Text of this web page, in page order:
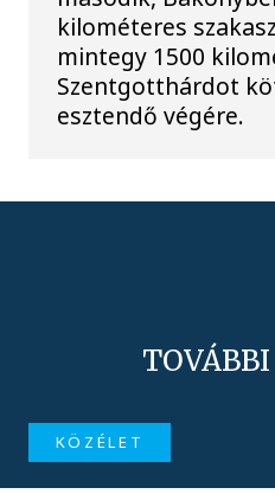
kilométeres
mintegy 1500
Szentgotthárdot
esztendő végére.
KÖZÉLET